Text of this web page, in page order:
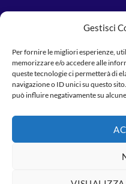
Gestisci
Per fornire le migliori esperienze,
memorizzare e/o accedere alle
queste tecnologie ci permetterà di
navigazione o ID unici su questo
può influire negativamente su
Note Legali
Privacy policy
Cookies Policy